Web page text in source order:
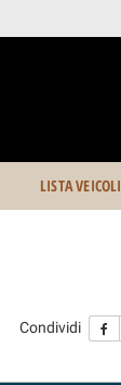
LISTA VEICOLI
Condividi